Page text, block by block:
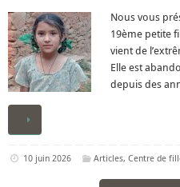
Nous vous
19ème petite
vient de
Elle est
depuis des
10 juin 2026 Articles, Centre de